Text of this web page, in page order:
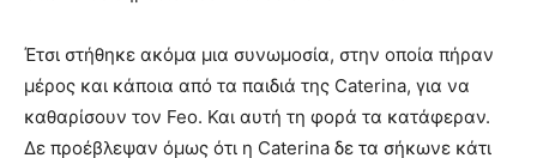
Έτσι στήθηκε ακόμα μια συνωμοσία, στην οποία πήραν
μέρος και κάποια από τα παιδιά της Caterina, για να
καθαρίσουν τον Feo. Και αυτή τη φορά τα κατάφεραν.
Δε προέβλεψαν όμως ότι η Caterina δε τα σήκωνε κάτι